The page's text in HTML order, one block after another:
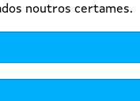
noutros certames.